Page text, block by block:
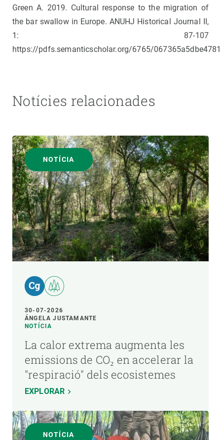
Green A. 2019. Cultural response to the migration of
the bar swallow in Europe. ANUHJ Historical Journal II,
1: 87-107
https://pdfs.semanticscholar.org/6765/
Notícies relacionades
NOTÍCIA
30-07-2026
ÁNGELA JUSTAMANTE
NOTÍCIA
La calor extrema augmenta les
emissions de CO₂ en accelerar la
"respiració" dels ecosistemes
EXPLORAR
NOTÍCIA